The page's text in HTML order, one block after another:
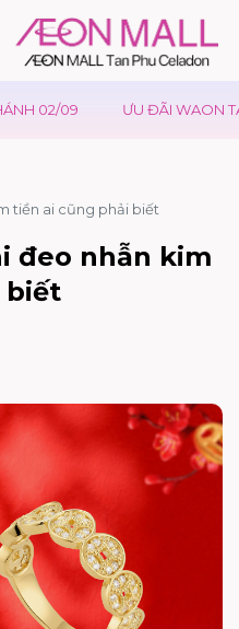
ƯU ĐÃI WAON TẠI AEONMALL
tiền ai cũng phải biết
đeo nhẫn kim
biết